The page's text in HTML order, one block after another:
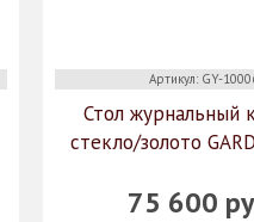
Артикул: GY-
Стол журнальный
стекло/золото
75 600